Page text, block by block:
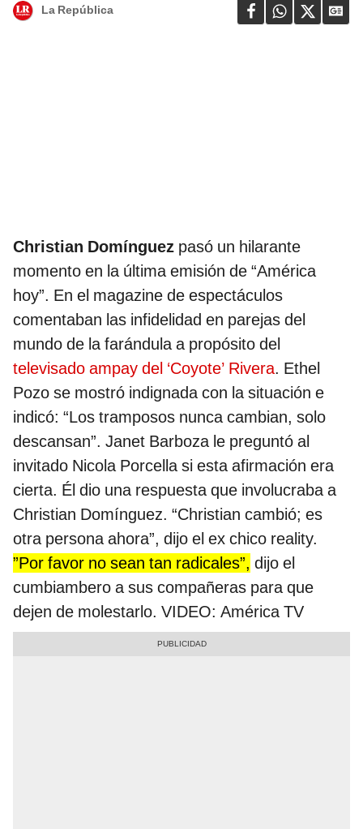
La República
Christian Domínguez pasó un hilarante
momento en la última emisión de “América
hoy”. En el magazine de espectáculos
comentaban las infidelidad en parejas del
mundo de la farándula a propósito del
televisado ampay del ‘Coyote’ Rivera. Ethel
Pozo se mostró indignada con la situación e
indicó: “Los tramposos nunca cambian, solo
descansan”. Janet Barboza le preguntó al
invitado Nicola Porcella si esta afirmación era
cierta. Él dio una respuesta que involucraba a
Christian Domínguez. “Christian cambió; es
otra persona ahora”, dijo el ex chico reality.
”Por favor no sean tan radicales”, dijo el
cumbiambero a sus compañeras para que
dejen de molestarlo. VIDEO: América TV